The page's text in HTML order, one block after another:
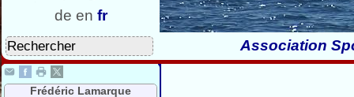
de en fr
Association
Frédéric Lamarque